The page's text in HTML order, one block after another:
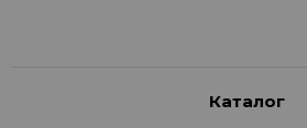
Каталог